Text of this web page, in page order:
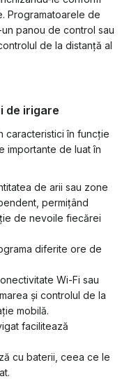
Programatoarele de
panou de control sau
de la distanță al
de irigare
caracteristici în funcție
importante de luat în
de arii sau zone
permițând
de nevoile fiecărei
diferite ore de
Wi-Fi sau
și controlul de la
mobilă.
facilitează
cu baterii, ceea ce le